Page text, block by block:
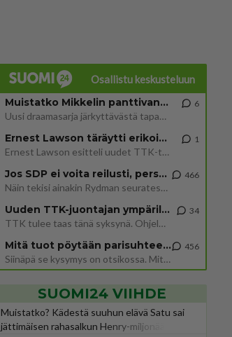
Osallistu keskusteluun
Muistatko Mikkelin panttivankidraaman?
Uusi draamasarja järkyttävästä tapauksesta on tulossa. Tositapahtumiin perustuva sarja ammentaa vuoden 1986 Mikkelin pan
6
Ernest Lawson täräytti erikoisen heiton TTK-lehdistötilaisuudessa: " Onko tässä tarkoituksena...?"
Ernest Lawson esitteli uudet TTK-tähtioppilaat ja opettajat torstaina 6.8. lehdistölle. Tulevalla kaudella on yksi hausk
1
Jos SDP ei voita reilusti, persut kumoavat demokratian Suomesta
Näin tekisi ainakin Rydman seuratessaan idolinsa Trumpin mallia https://www.is.fi/politiikka/art-2000012187244.html
466
Uuden TTK-juontajan ympärillä epätietoisuus sakenee - Nyt MTV hämmentää soppaa
TTK tulee taas tänä syksynä. Ohjelman uudet tähtioppilaat julkistetaan torstaina 6. elokuuta klo 14 alkavassa lehdistö
34
Mitä tuot pöytään parisuhteessa?
Siinäpä se kysymys on otsikossa. Mitäpä siis tuot/toisit pöytään parisuhteessa? Oletko mies vai nainen? Koetko sen mitä
456
SUOMI24 VIIHDE
Muistatko? Kädestä suuhun elävä Satu sai
jättimäisen rahasalkun Henry-miljonääriltä